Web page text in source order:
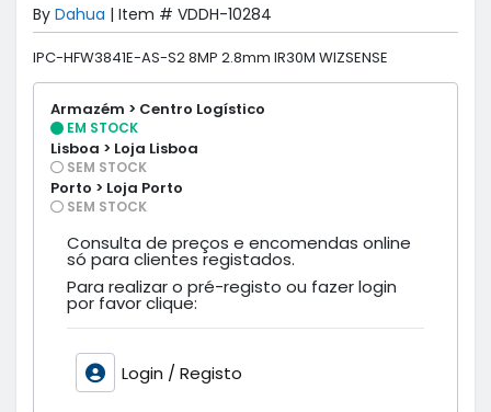
By Dahua | Item # VDDH-10284
IPC-HFW3841E-AS-S2 8MP 2.8mm IR30M WIZSENSE
Armazém > Centro Logístico
EM STOCK
Lisboa > Loja Lisboa
SEM STOCK
Porto > Loja Porto
SEM STOCK
Consulta de preços e encomendas online
só para clientes registados.
Para realizar o pré-registo ou fazer login
por favor clique:
Login / Registo